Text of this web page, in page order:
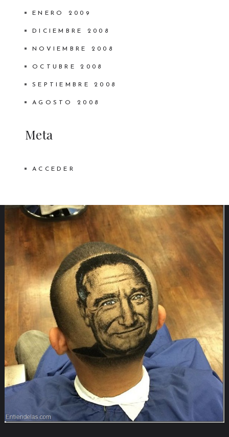
ENERO 2009
DICIEMBRE 2008
NOVIEMBRE 2008
OCTUBRE 2008
SEPTIEMBRE 2008
AGOSTO 2008
Meta
ACCEDER